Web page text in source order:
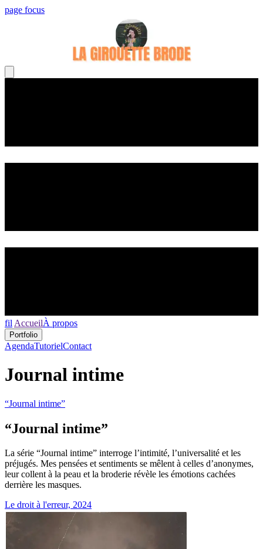
page focus
fil AccueilÀ propos
Portfolio
AgendaTutorielContact
Journal intime
“Journal intime”
“Journal intime”
La série “Journal intime” interroge l’intimité, l’universalité et les
préjugés. Mes pensées et sentiments se mêlent à celles d’anonymes,
leur collent à la peau et la broderie révèle les émotions cachées
derrière les masques.
Le droit à l'erreur, 2024